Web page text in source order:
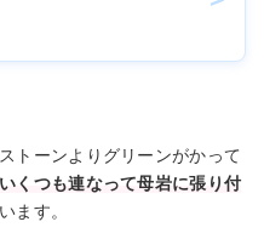
トーンよりグリーンがかって
くつも連なって母岩に張り付
ます。